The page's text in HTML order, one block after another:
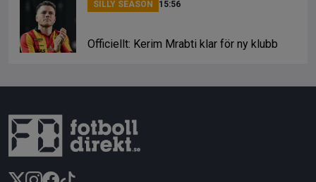
SILLY SEASON 15:56
Officiellt: Kerim Mrabti klar för ny klubb